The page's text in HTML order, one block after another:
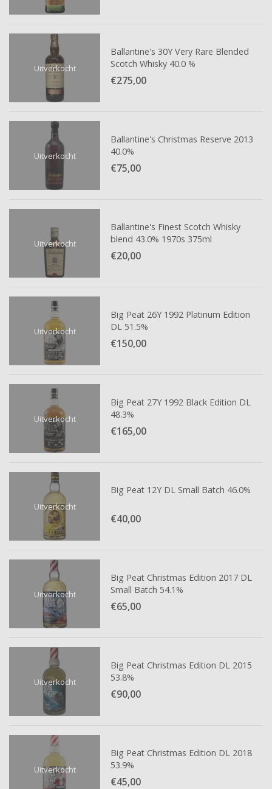
Uitverkocht
Ballantine's 30Y Very Rare Blended
Scotch Whisky 40.0 %
€275,00
Uitverkocht
Ballantine's Christmas Reserve 2013
40.0%
€75,00
Uitverkocht
Ballantine's Finest Scotch Whisky
blend 43.0% 1970s 375ml
€20,00
Uitverkocht
Big Peat 26Y 1992 Platinum Edition
DL 51.5%
€150,00
Uitverkocht
Big Peat 27Y 1992 Black Edition DL
48.3%
€165,00
Uitverkocht
Big Peat 12Y DL Small Batch 46.0%
€40,00
Uitverkocht
Big Peat Christmas Edition 2017 DL
Small Batch 54.1%
€65,00
Uitverkocht
Big Peat Christmas Edition DL 2015
53.8%
€90,00
Uitverkocht
Big Peat Christmas Edition DL 2018
53.9%
€45,00